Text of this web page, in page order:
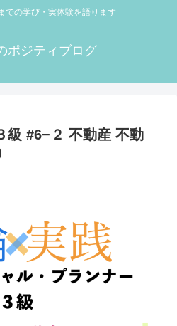
での学び・実体験を語ります
ポジティブログ
級 #6−２ 不動産 不動